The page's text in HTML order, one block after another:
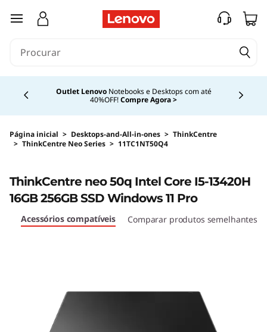
saltar para o conteúdo principal
Outlet Lenovo Notebooks e Desktops com até
40%OFF!Compre Agora >
Página inicial > Desktops-and-All-in-ones > ThinkCentre
> ThinkCentre Neo Series > 11TC1NT50Q4
ThinkCentre neo 50q Intel Core I5-13420H
16GB 256GB SSD Windows 11 Pro
Acessórios compatíveis Comparar produtos semelhantes